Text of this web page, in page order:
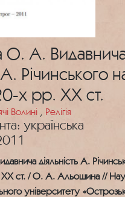
А.
А. Річинського
х рр. ХХ ст.
Волині Релігія
українська
діяльність А.
ст. / О. А. Альошина //
університету